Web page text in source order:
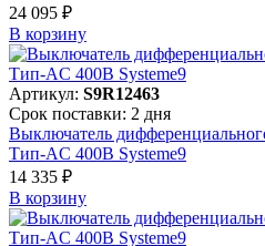
24 095 ₽
В корзинy
Артикул: S9R12463
Срок поставки: 2 дня
Выключатель
Тип-AC 400В Systeme9
14 335 ₽
В корзинy